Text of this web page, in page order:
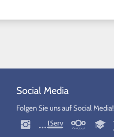
Social Media
Folgen Sie uns auf Social Media!